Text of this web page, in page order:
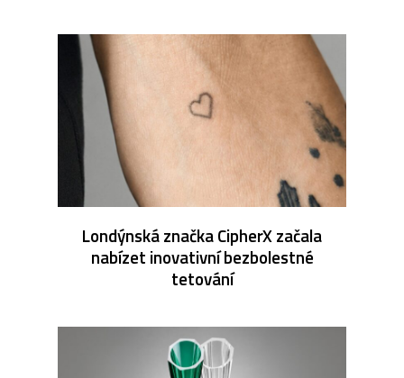
Londýnská značka CipherX začala
nabízet inovativní bezbolestné
tetování